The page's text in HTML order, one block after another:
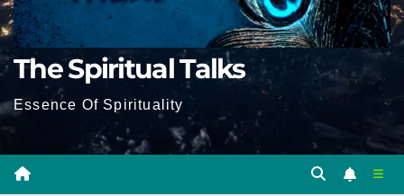
The Spiritual Talks
Essence Of Spirituality